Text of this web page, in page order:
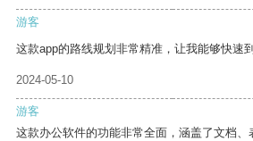
游客
这款app的路线规划非常精准，让我能够快速
2024-05-10
游客
这款办公软件的功能非常全面，涵盖了文档